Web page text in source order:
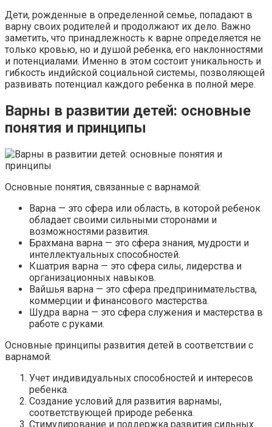
Дети, рожденные в определенной семье, попадают в
варну своих родителей и продолжают их дело. Важно
заметить, что принадлежность к варне определяется не
только кровью, но и душой ребенка, его наклонностями
и потенциалами. Именно в этом состоит уникальность и
гибкость индийской социальной системы, позволяющей
развивать потенциал каждого ребенка в полной мере.
Варны в развитии детей: основные
понятия и принципы
Основные понятия, связанные с варнамой:
Варна — это сфера или область, в которой ребенок
обладает своими сильными сторонами и
возможностями развития.
Брахмана варна — это сфера знания, мудрости и
интеллектуальных способностей.
Кшатрия варна — это сфера силы, лидерства и
организационных навыков.
Вайшья варна — это сфера предпринимательства,
коммерции и финансового мастерства.
Шудра варна — это сфера служения и мастерства в
работе с руками.
Основные принципы развития детей в соответствии с
варнамой:
Учет индивидуальных способностей и интересов
ребенка.
Создание условий для развития варнамы,
соответствующей природе ребенка.
Стимулирование и поддержка развития сильных